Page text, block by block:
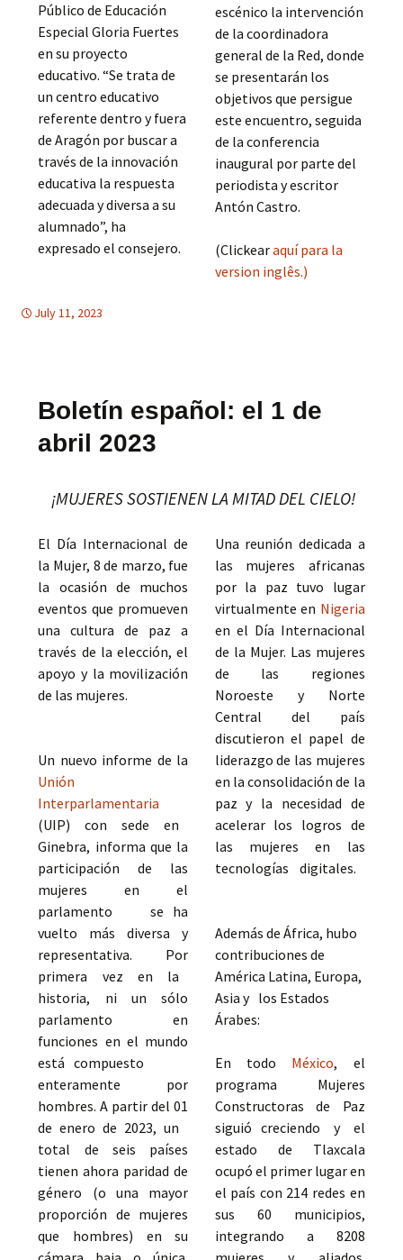
Público de Educación
Especial Gloria Fuertes
en su proyecto
educativo. “Se trata de
un centro educativo
referente dentro y fuera
de Aragón por buscar a
través de la innovación
educativa la respuesta
adecuada y diversa a su
alumnado”, ha
expresado el consejero.
escénico la intervención
de la coordinadora
general de la Red, donde
se presentarán los
objetivos que persigue
este encuentro, seguida
de la conferencia
inaugural por parte del
periodista y escritor
Antón Castro.
(Clickearaquí para la
version inglês.)
July 11, 2023
Boletín español: el 1 de
abril 2023
¡MUJERES SOSTIENEN LA MITAD DEL CIELO!
El Día Internacional de
la Mujer, 8 de marzo, fue
la ocasión de muchos
eventos que promueven
una cultura de paz a
través de la elección, el
apoyo y la movilización
de las mujeres.
Un nuevo informe de la
Unión
Interparlamentaria
(UIP) con sede en
Ginebra, informa que la
participación de las
mujeres en el
parlamento se ha
vuelto más diversa y
representativa. Por
primera vez en la
historia, ni un sólo
parlamento en
funciones en el mundo
está compuesto
enteramente por
hombres. A partir del 01
de enero de 2023, un
total de seis países
tienen ahora paridad de
género (o una mayor
proporción de mujeres
que hombres) en su
Una reunión dedicada a
las mujeres africanas
por la paz tuvo lugar
virtualmente en Nigeria
en el Día Internacional
de la Mujer. Las mujeres
de las regiones
Noroeste y Norte
Central del país
discutieron el papel de
liderazgo de las mujeres
en la consolidación de la
paz y la necesidad de
acelerar los logros de
las mujeres en las
tecnologías digitales.
Además de África, hubo
contribuciones de
América Latina, Europa,
Asia y los Estados
Árabes:
En todo México, el
programa Mujeres
Constructoras de Paz
siguió creciendo y el
estado de Tlaxcala
ocupó el primer lugar en
el país con 214 redes en
sus 60 municipios,
integrando a 8208